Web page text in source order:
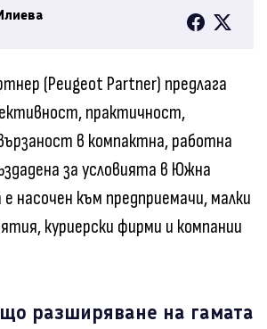
(Peugeot Partner) предлага
практичност,
в компактна, работна
за условията в Южна
насочен към предприемачи, малки
куриерски фирми и компании
разширяване на гамата